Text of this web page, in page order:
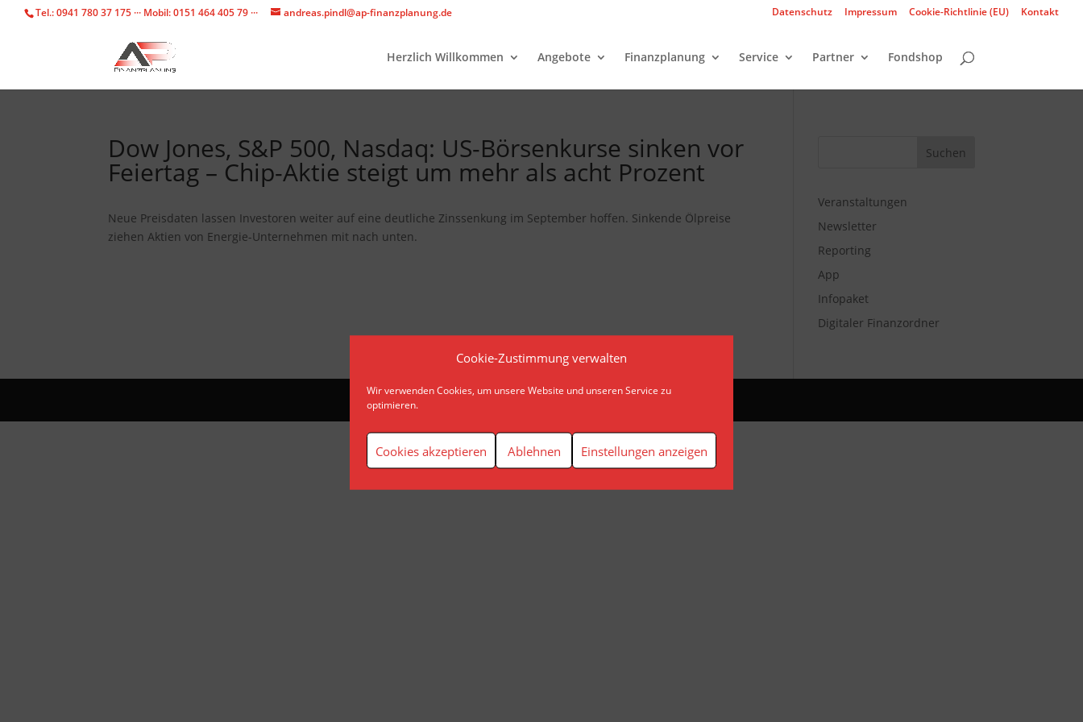
Cookie-Zustimmung verwalten
Wir verwenden Cookies, um unsere Website und unseren Service zu
optimieren.
Cookies akzeptieren Ablehnen Einstellungen anzeigen
Tel.: 0941 780 37 175 ··· Mobil: 0151 464 405 79 ··· andreas.pindl@ap-finanzplanung.de Datenschutz Impressum Cookie-Richtlinie (EU) Kontakt
Herzlich Willkommen Angebote Finanzplanung Service Partner Fondshop
Dow Jones, S&P 500, Nasdaq: US-Börsenkurse sinken vor
Feiertag – Chip-Aktie steigt um mehr als acht Prozent
Neue Preisdaten lassen Investoren weiter auf eine deutliche Zinssenkung im September hoffen. Sinkende Ölpreise
ziehen Aktien von Energie-Unternehmen mit nach unten.
Veranstaltungen
Newsletter
Reporting
App
Infopaket
Digitaler Finanzordner
© AP Finanzplanung Andreas Pindl